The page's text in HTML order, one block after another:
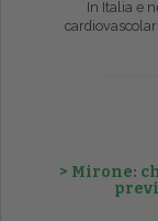
In Italia e
> Mirone: